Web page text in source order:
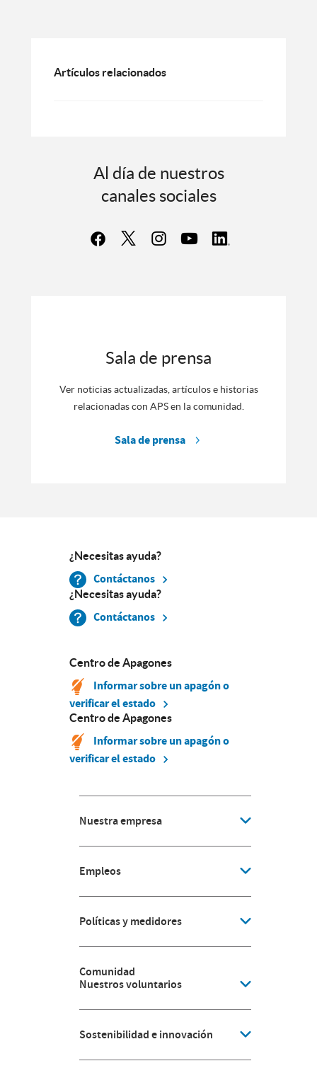
Artículos relacionados
Al día de nuestros
canales sociales
Sala de prensa
Ver noticias actualizadas, artículos e historias
relacionadas con APS en la comunidad.
Sala de prensa
¿Necesitas ayuda?
Contáctanos
¿Necesitas ayuda?
Contáctanos
Centro de Apagones
Informar sobre un apagón o
verificar el estado
Centro de Apagones
Informar sobre un apagón o
verificar el estado
Nuestra empresa
Empleos
Políticas y medidores
Comunidad
Nuestros voluntarios
Sostenibilidad e innovación